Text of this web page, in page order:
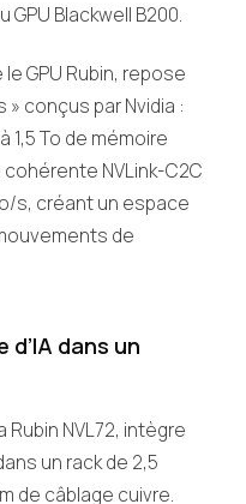
Blackwell B200.
GPU Rubin, repose
conçus par Nvidia :
1,5 To de mémoire
cohérente NVLink-C2C
s, créant un espace
de
d’IA dans un
NVL72, intègre
un rack de 2,5
de câblage cuivre.